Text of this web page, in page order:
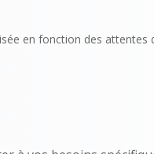
en fonction des attentes